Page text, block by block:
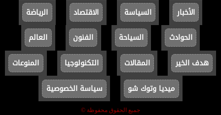
الأخبار السياسة الاقتصاد
الرياضة
الحوادث
السياحة الفنون
العالم
هدف الخير
المقالات التكنولوجيا
المنوعات
ميديا وتوك شو
سياسة الخصوصية
جميع الحقوق محفوظة ©